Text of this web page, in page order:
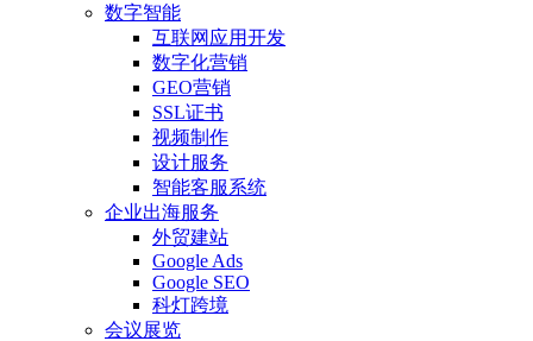
数字智能
互联网应用开发
数字化营销
GEO营销
SSL证书
视频制作
设计服务
智能客服系统
企业出海服务
外贸建站
Google Ads
Google SEO
科灯跨境
会议展览